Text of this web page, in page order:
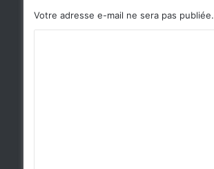
Votre adresse e-mail ne sera pas publiée.